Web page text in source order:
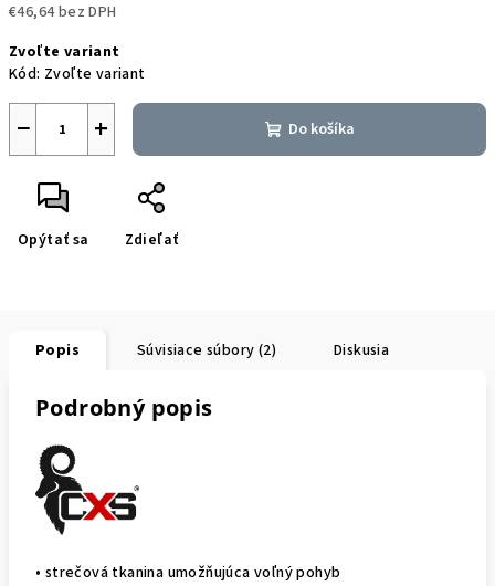
€46,64 bez DPH
cena:
Zvoľte variant
Kód: Zvoľte variant
+
− Do košíka
Opýtať sa Zdieľať
Popis Súvisiace súbory (2) Diskusia
Podrobný popis
• strečová tkanina umožňujúca voľný pohyb